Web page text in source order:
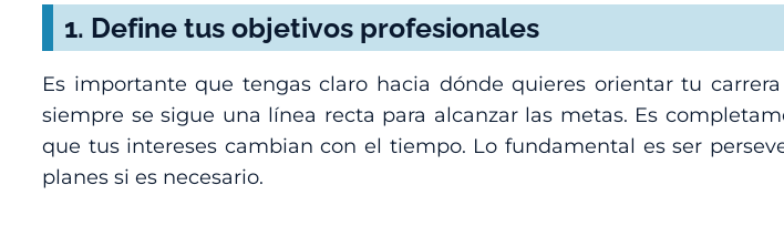
1. Define tus objetivos profesionales
Es importante que tengas claro hacia dónde quieres orientar tu
siempre se sigue una línea recta para alcanzar las metas. Es
que tus intereses cambian con el tiempo. Lo fundamental es ser
planes si es necesario.